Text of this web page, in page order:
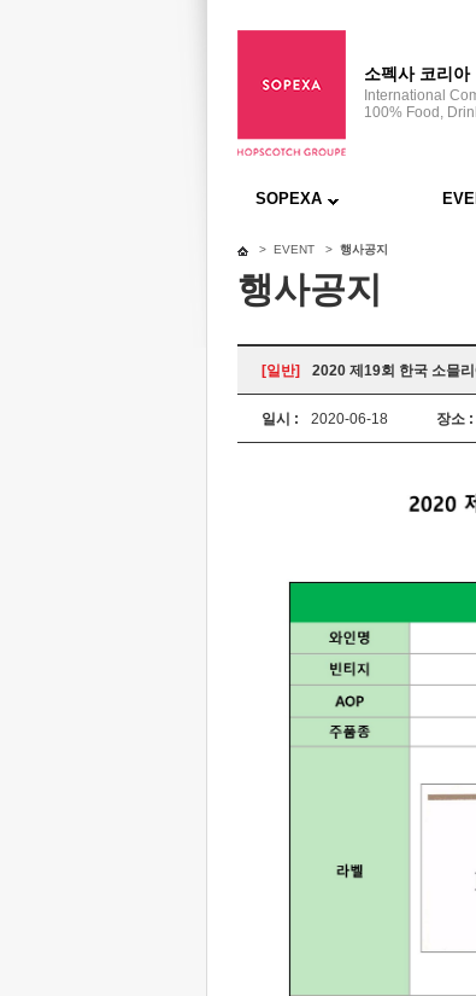
소펙사 코리아
International
100% Food,
SOPEXA
> EVENT > 행사공지
행사공지
[일반] 2020 제19회 한국 소믈
일시 : 2020-06-18 장소 :